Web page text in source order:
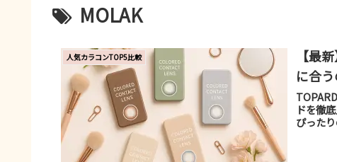
MOLAK
人気カラコンTOP5比較
【最
に合
ドを徹
ぴった